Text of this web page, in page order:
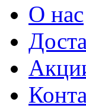
О нас